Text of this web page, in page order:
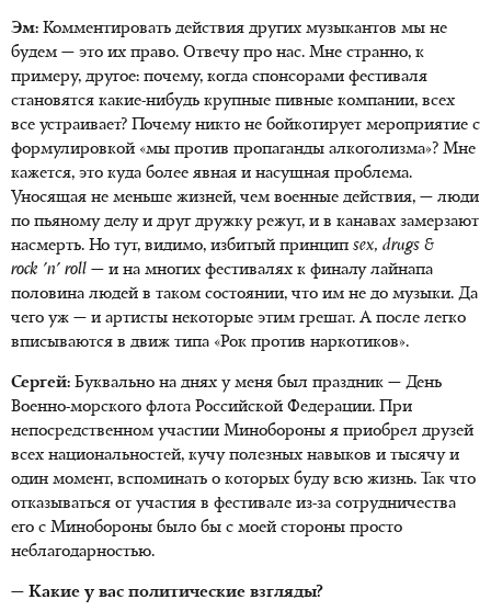
Эм: Комментировать действия других музыкантов мы не
будем — это их право. Отвечу про нас. Мне странно, к
примеру, другое: почему, когда спонсорами фестиваля
становятся какие-нибудь крупные пивные компании, всех
все устраивает? Почему никто не бойкотирует мероприятие с
формулировкой «мы против пропаганды алкоголизма»? Мне
кажется, это куда более явная и насущная проблема.
Уносящая не меньше жизней, чем военные действия, — люди
по пьяному делу и друг дружку режут, и в канавах замерзают
насмерть. Но тут, видимо, избитый принцип sex, drugs &
rock 'n' roll — и на многих фестивалях к финалу лайнапа
половина людей в таком состоянии, что им не до музыки. Да
чего уж — и артисты некоторые этим грешат. А после легко
вписываются в движ типа «Рок против наркотиков».
Сергей: Буквально на днях у меня был праздник — День
Военно-морского флота Российской Федерации. При
непосредственном участии Минобороны я приобрел друзей
всех национальностей, кучу полезных навыков и тысячу и
один момент, вспоминать о которых буду всю жизнь. Так что
отказываться от участия в фестивале из-за сотрудничества
его с Минобороны было бы с моей стороны просто
неблагодарностью.
— Какие у вас политические взгляды?